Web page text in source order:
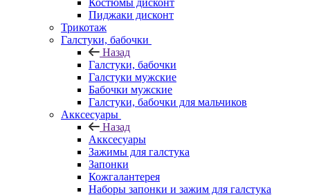
Костюмы дисконт
Пиджаки дисконт
Трикотаж
Галстуки, бабочки
Назад
Галстуки, бабочки
Галстуки мужские
Бабочки мужские
Галстуки, бабочки для мальчиков
Акксесуары
Назад
Акксесуары
Зажимы для галстука
Запонки
Кожгалантерея
Наборы запонки и зажим для галстука